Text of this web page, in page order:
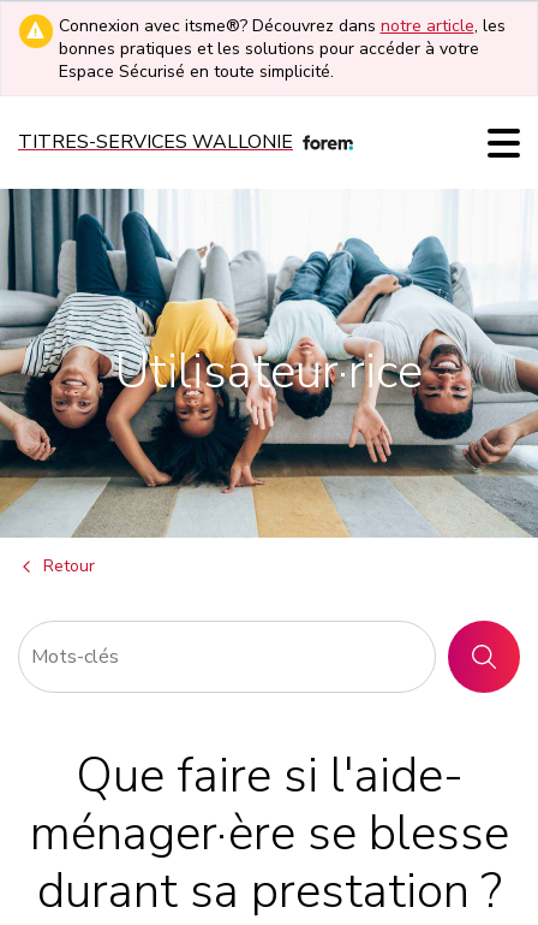
Connexion avec itsme®? Découvrez dans notre article, les
bonnes pratiques et les solutions pour accéder à votre
Espace Sécurisé en toute simplicité.
TITRES-SERVICES WALLONIE
Utilisateur·rice
Retour
Que faire si l'aide-
ménager·ère se blesse
durant sa prestation ?